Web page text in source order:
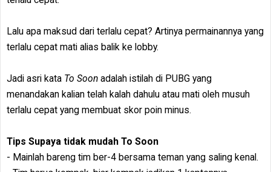
Lalu apa maksud dari terlalu cepat? Artinya permainannya yang
terlalu cepat mati alias balik ke lobby.
Jadi asri kata To Soon adalah istilah di PUBG yang
menandakan kalian telah kalah dahulu atau mati oleh musuh
terlalu cepat yang membuat skor poin minus.
Tips Supaya tidak mudah To Soon
- Mainlah bareng tim ber-4 bersama teman yang saling kenal.